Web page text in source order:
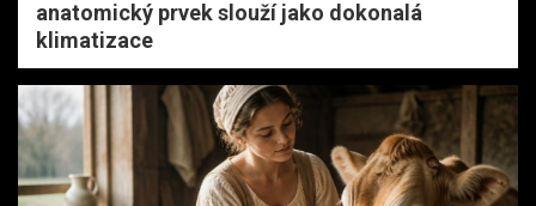
anatomický prvek slouží jako dokonalá
klimatizace